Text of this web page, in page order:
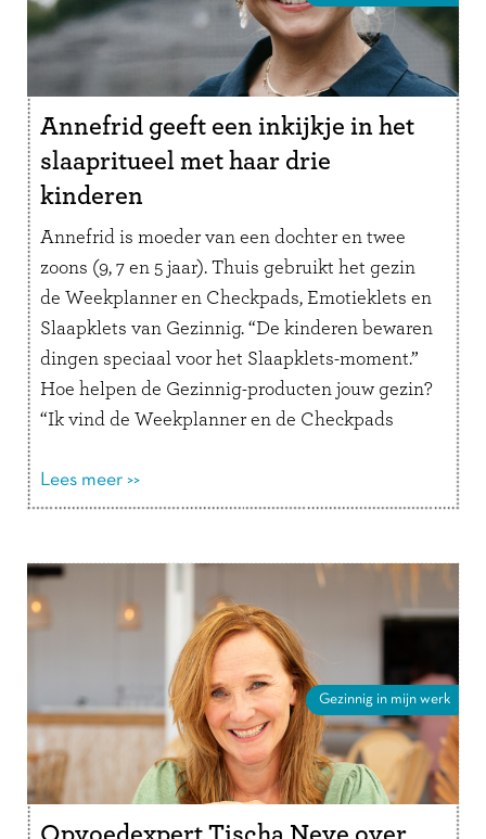
Annefrid geeft een inkijkje in het
slaapritueel met haar drie
kinderen
Annefrid is moeder van een dochter en twee
zoons (9, 7 en 5 jaar). Thuis gebruikt het gezin
de Weekplanner en Checkpads, Emotieklets en
Slaapklets van Gezinnig. “De kinderen bewaren
dingen speciaal voor het Slaapklets-moment.”
Hoe helpen de Gezinnig-producten jouw gezin?
“Ik vind de Weekplanner en de Checkpads
verder
Lees meer >>
Gezinnig in mijn werk